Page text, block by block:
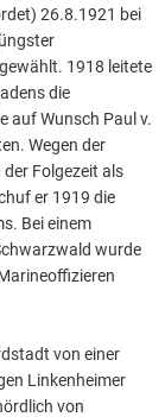
26.8.1921 bei
1918 leitete
die
auf Wunsch Paul v.
Wegen der
Folgezeit als
er 1919 die
Bei einem
wurde
von einer
Linkenheimer
von